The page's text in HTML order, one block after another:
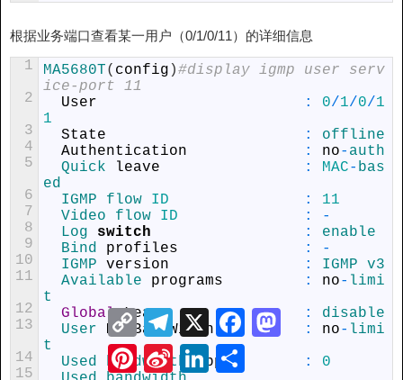
根据业务端口查看某一用户（0/1/0/11）的详细信息
1
2
3
4
5
6
7
8
9
10
11
12
13
14
15
MA5680T( config )#display igmp user serv
ice-port 11
User
: 0/1/0/1
1
State
:
offline
Authentication
: no- auth
Quick
leave : MAC- bas
ed
IGMP flow ID :
11
Video flow ID :
-
Log switch :
enable
Bind profiles :
-
IGMP version : IGMP v3
Available programs : no- limi
t
Global Leave :
disable
User MaxBandWidth : no- limi
t
Used bandwidth (kbps) :
0
Copy
Link
Telegram
X FacebookMastodon
Pinterest
Sina
Weibo
LinkedIn